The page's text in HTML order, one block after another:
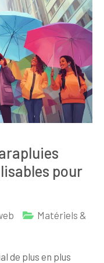
pour
Matériels &
de plus en plus